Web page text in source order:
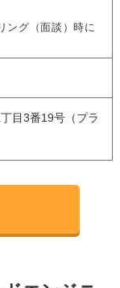
ング（面談）時に
目3番19号（プラ